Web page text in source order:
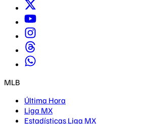
MLB
Última Hora
Liga MX
Estadísticas Liga MX